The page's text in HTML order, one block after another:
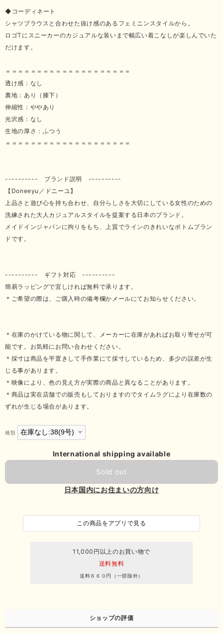
◆コーディネート
シャツブラウスと合わせた抜け感のあるフェミニンスタイルから。
ロゴTにスニーカーのカジュアルな装いまで幅広い着こなしが楽しんでいた
だけます。
＝＝＝＝＝＝＝＝＝＝＝＝＝＝＝＝＝＝＝＝
透け感：なし
裏地：あり（膝下）
伸縮性：ややあり
光沢感：なし
生地の厚さ：ふつう
＝＝＝＝＝＝＝＝＝＝＝＝＝＝＝＝＝＝＝＝
---------- ブランド説明 ----------
【Doneeyu／ドニーユ】
上品さと遊び心を持ち合わせ、自分らしさを大切にしている女性のための
洗練された大人カジュアルスタイルを提案する日本のブランド。
メイドインジャパンに拘りをもち、上質でラインのきれいなボトムブラン
ドです。
---------- ギフト対応 ----------
簡易ラッピングで宜しければ無料で承ります。
＊ご希望の際は、ご購入時の備考欄かメールにてお知らせください。
＊在庫のかけている物に関して、メーカーに在庫があればお取り寄せが可
能です。お気軽にお問い合わせください。
＊採寸は商品を平置きして手作業にて採寸しているため、多少の誤差が生
じる事があります。
＊映像により、色の見え方が実際の商品と異なることがあります。
＊商品は実在店舗での販売もしておりますのでタイムラグにより在庫数の
ずれが生じる場合があります。
種類
International shipping available
Sold out
日本国内にお住まいの方向け
この商品をアプリで見る
11,000円以上のお買い物で
送料無料
送料６６０円（一部除外）
ショップの評価